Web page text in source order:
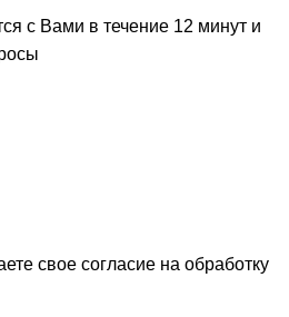
с Вами в течение 12 минут и
свое согласие на обработку